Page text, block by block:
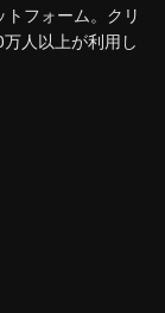
フォーム。クリ
人以上が利用し